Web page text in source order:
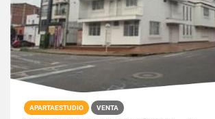
APARTAESTUDIO VENTA